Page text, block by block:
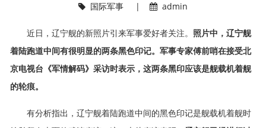
国际军事| admin
近日，辽宁舰的新照片引来军事爱好者关注。 照片中，辽宁舰
着陆跑道中间有很明显的两条黑色印记。军事专家傅前哨在接受北
京电视台《军情解码》采访时表示，这两条黑印应该是舰载机着舰
的轮痕。
有分析指出，辽宁舰着陆跑道中间的黑色印记是舰载机着舰时